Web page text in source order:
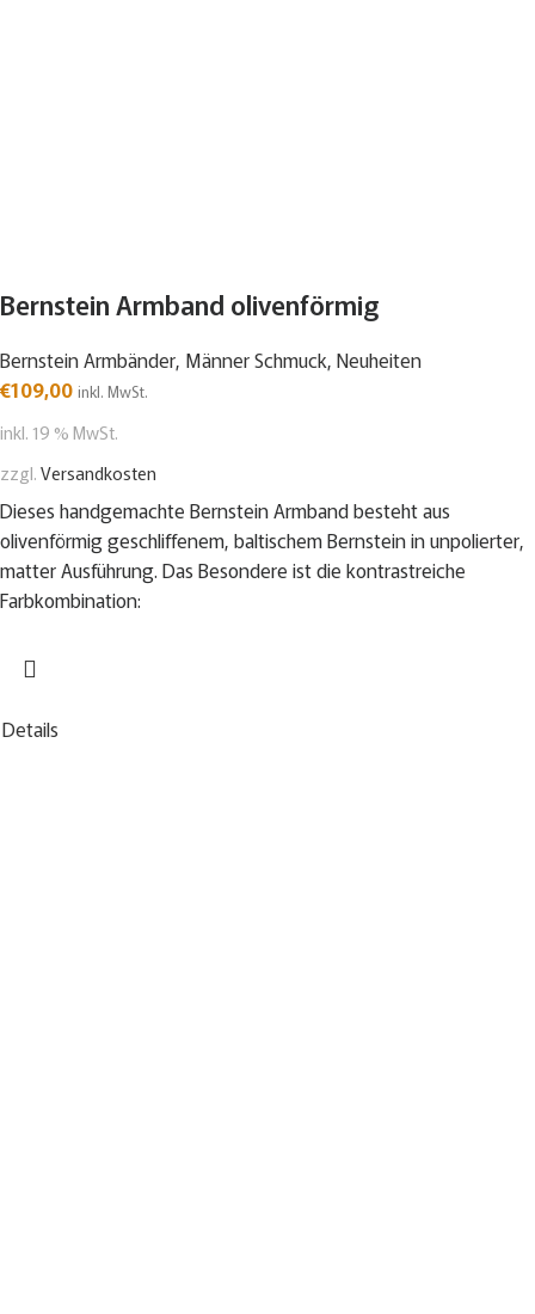
Bernstein Armband olivenförmig
Bernstein Armbänder, Männer Schmuck, Neuheiten
€109,00 inkl. MwSt.
inkl. 19 % MwSt.
zzgl.Versandkosten
Dieses handgemachte Bernstein Armband besteht aus
olivenförmig geschliffenem, baltischem Bernstein in unpolierter,
matter Ausführung. Das Besondere ist die kontrastreiche
Farbkombination:
Details